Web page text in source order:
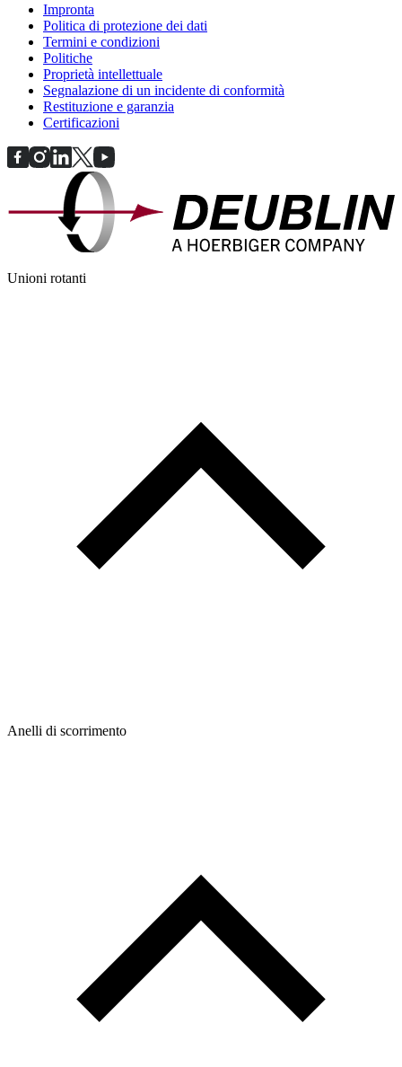
Impronta
Politica di protezione dei dati
Termini e condizioni
Politiche
Proprietà intellettuale
Segnalazione di un incidente di conformità
Restituzione e garanzia
Certificazioni
Unioni rotanti
Anelli di scorrimento